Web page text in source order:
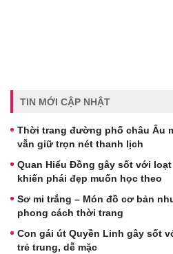
TIN MỚI CẬP NHẬT
Thời trang đường phố châu Âu
vẫn giữ trọn nét thanh lịch
Quan Hiểu Đồng gây sốt với
khiến phái đẹp muốn học theo
Sơ mi trắng – Món đồ cơ bản
phong cách thời trang
Con gái út Quyền Linh gây sốt
trẻ trung, dễ mặc